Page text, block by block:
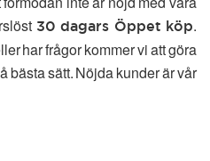
30 dagars Öppet köp.
har frågor kommer vi att göra
bästa sätt. Nöjda kunder är vår